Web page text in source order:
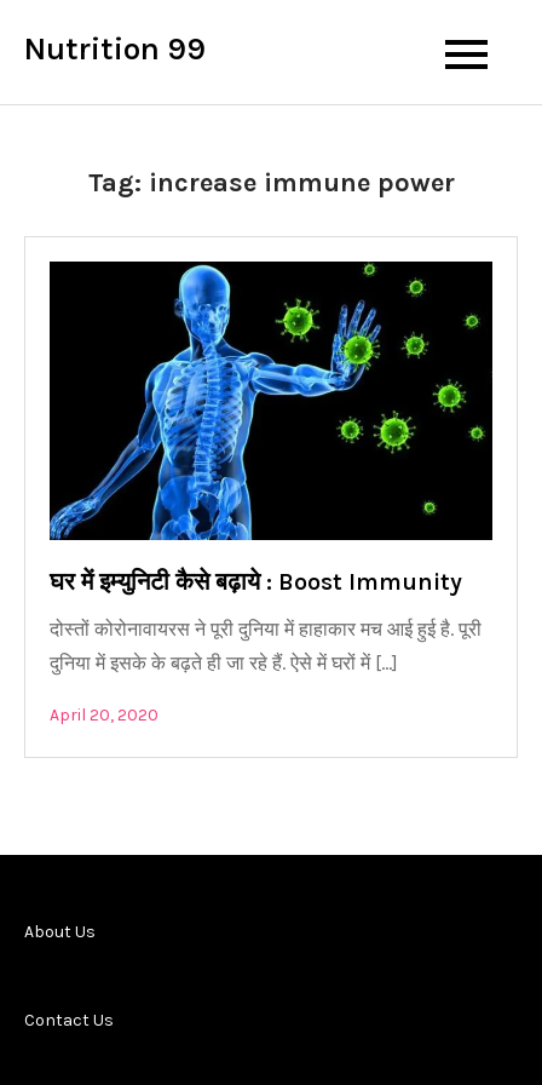
Nutrition 99
Tag: increase immune power
घर में इम्युनिटी कैसे बढ़ाये : Boost Immunity
दोस्तों कोरोनावायरस ने पूरी दुनिया में हाहाकार मच आई हुई है. पूरी
दुनिया में इसके के बढ़ते ही जा रहे हैं. ऐसे में घरों में […]
April 20, 2020
About Us
Contact Us